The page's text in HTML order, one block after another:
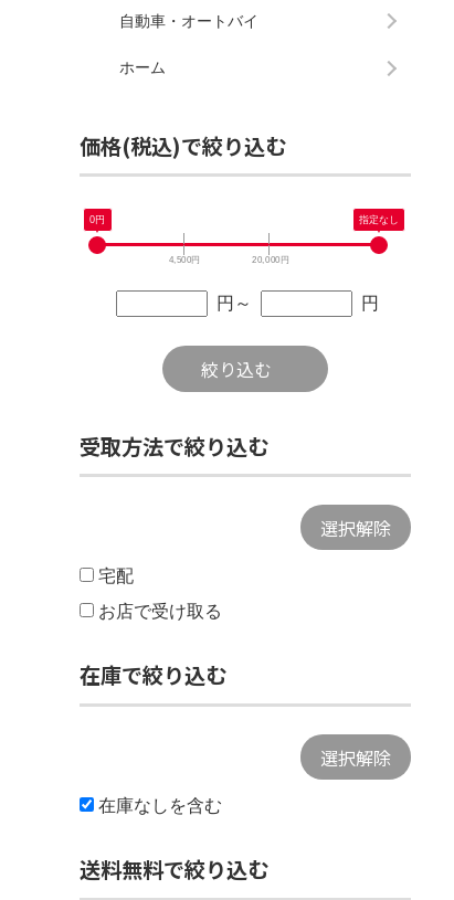
自動車・オートバイ
ホーム
価格(税込)で絞り込む
4,500円 20,000円
0円 指定なし
円 ～ 円
絞り込む
受取方法で絞り込む
選択解除
宅配
お店で受け取る
在庫で絞り込む
選択解除
在庫なしを含む
送料無料で絞り込む